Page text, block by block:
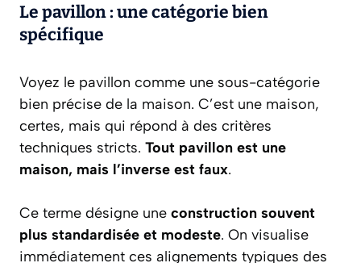
Le pavillon : une catégorie bien
spécifique
Voyez le pavillon comme une sous-catégorie
bien précise de la maison. C’est une maison,
certes, mais qui répond à des critères
techniques stricts. Tout pavillon est une
maison, mais l’inverse est faux.
Ce terme désigne une construction souvent
plus standardisée et modeste. On visualise
immédiatement ces alignements typiques des